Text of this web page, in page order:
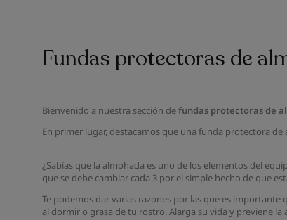
Fundas protectoras de
Bienvenido a nuestra sección defundas protectoras de
En primer lugar, destacamos que una funda protectora
¿Sabías que la almohada es uno de los elementos del
que se debe cambiar cada 3 por el simple hecho de que
Te podemos dar varias razones por las que es importante
al dormir o grasa de tu rostro. Alarga su vida y previene